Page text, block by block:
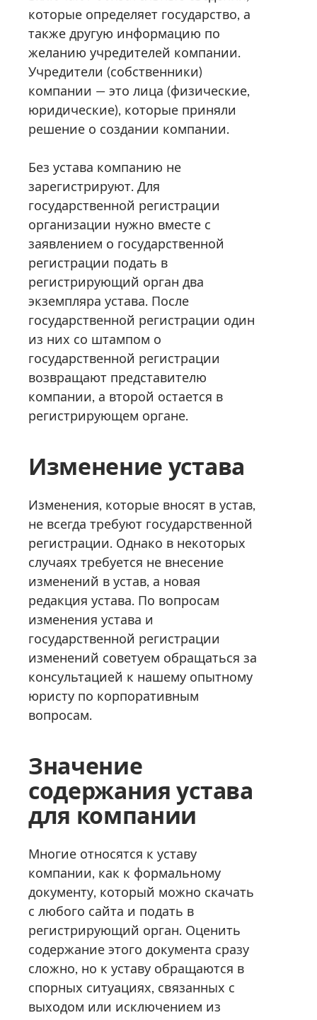
которые определяет государство, а
также другую информацию по
желанию учредителей компании.
Учредители (собственники)
компании — это лица (физические,
юридические), которые приняли
решение о создании компании.
Без устава компанию не
зарегистрируют. Для
государственной регистрации
организации нужно вместе с
заявлением о государственной
регистрации подать в
регистрирующий орган два
экземпляра устава. После
государственной регистрации один
из них со штампом о
государственной регистрации
возвращают представителю
компании, а второй остается в
регистрирующем органе.
Изменение устава
Изменения, которые вносят в устав,
не всегда требуют государственной
регистрации. Однако в некоторых
случаях требуется не внесение
изменений в устав, а новая
редакция устава. По вопросам
изменения устава и
государственной регистрации
изменений советуем обращаться за
консультацией к нашему опытному
юристу по корпоративным
вопросам.
Значение
содержания устава
для компании
Многие относятся к уставу
компании, как к формальному
документу, который можно скачать
с любого сайта и подать в
регистрирующий орган. Оценить
содержание этого документа сразу
сложно, но к уставу обращаются в
спорных ситуациях, связанных с
выходом или исключением из